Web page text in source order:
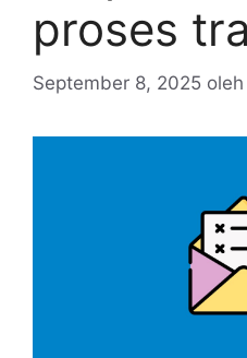
proses
September 8, 2025 oleh